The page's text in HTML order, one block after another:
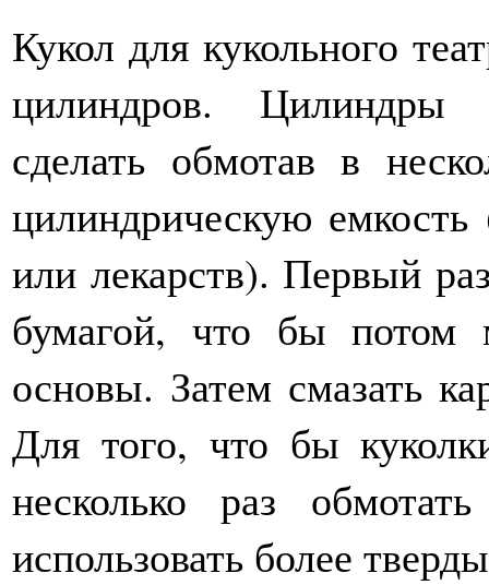
Кукол для кукольного
цилиндров. Цилиндры
сделать обмотав в
цилиндрическую
или лекарств). Первый
бумагой, что бы
основы. Затем смазать
Для того, что бы
несколько раз
использовать более